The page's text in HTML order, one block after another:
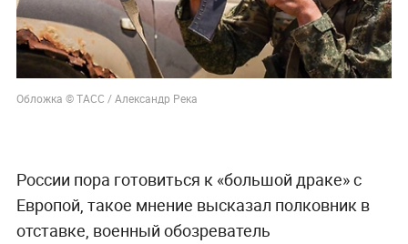
Обложка © ТАСС / Александр Река
России пора готовиться к «большой драке» с
Европой, такое мнение высказал полковник в
отставке, военный обозреватель